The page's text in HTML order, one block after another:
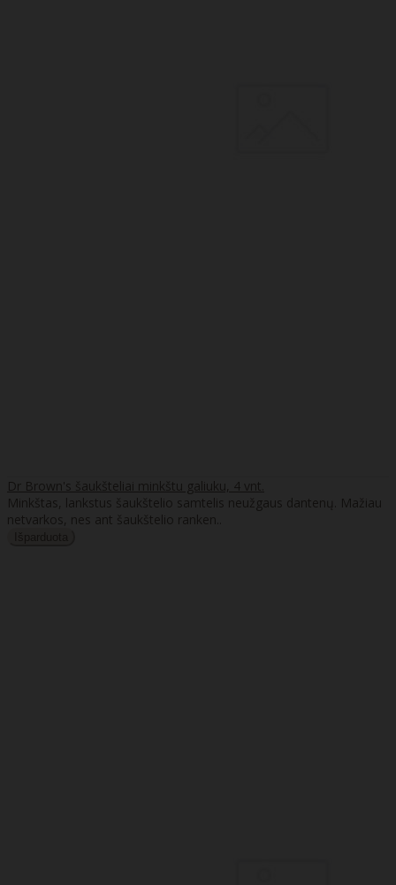
Dr Brown's šaukšteliai minkštu galiuku, 4 vnt.
Minkštas, lankstus šaukštelio samtelis neužgaus dantenų. Mažiau
netvarkos, nes ant šaukštelio ranken..